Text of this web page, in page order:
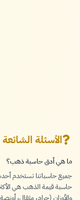
الأسئلة
ما هي أدق حاسبة ذهب؟
جميع حاسباتنا تستخدم
والأوزان (جرام، مثقال،